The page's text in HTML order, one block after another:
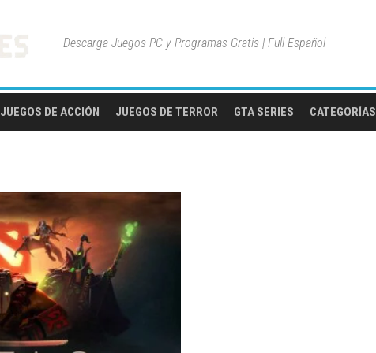
Descarga Juegos PC y Programas Gratis | Full Español
JUEGOS DE ACCIÓN JUEGOS DE TERROR GTA SERIES CATEGORÍAS